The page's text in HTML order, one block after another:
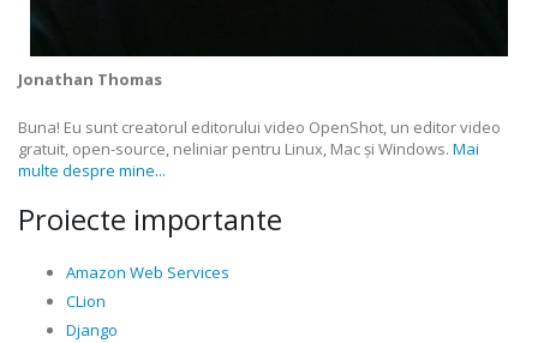
Jonathan Thomas
Buna! Eu sunt creatorul editorului video OpenShot, un editor video
gratuit, open-source, neliniar pentru Linux, Mac și Windows. Mai
multe despre mine...
Proiecte importante
Amazon Web Services
CLion
Django